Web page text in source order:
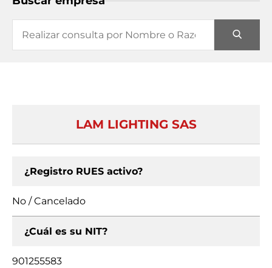
LAM LIGHTING SAS
¿Registro RUES activo?
No / Cancelado
¿Cuál es su NIT?
901255583